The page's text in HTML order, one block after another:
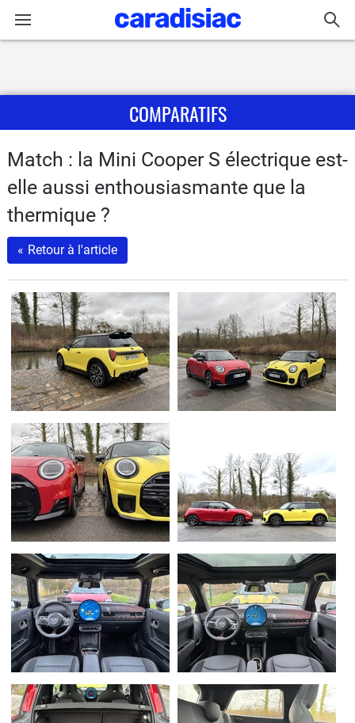
Actu
Essais
Guide
d'achat
Electriques
Utilitaires
Flottes
Auto
Services
Forum
Moto
Marques
COMPARATIFS
Match : la Mini Cooper S électrique est-
elle aussi enthousiasmante que la
thermique ?
« Retour à l'article